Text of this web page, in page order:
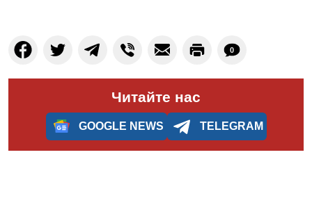
0
Читайте нас
GOOGLE NEWS TELEGRAM